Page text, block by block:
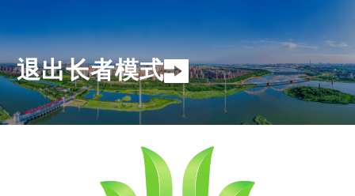
退出长者模式